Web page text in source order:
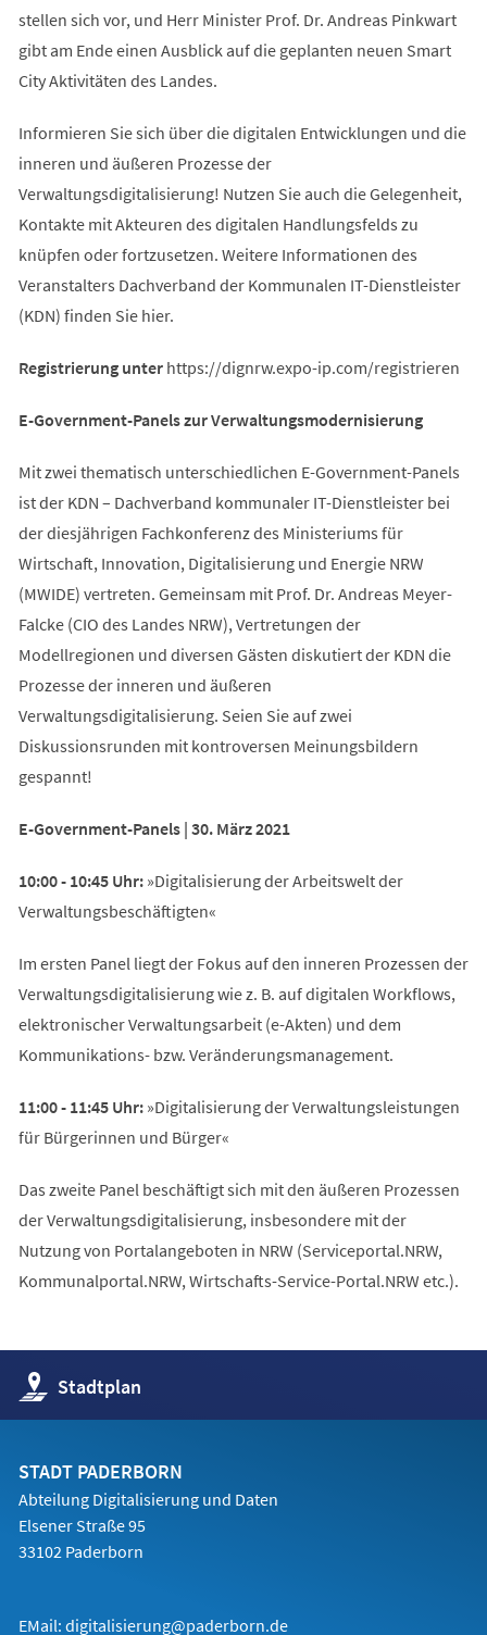
stellen sich vor, und Herr Minister Prof. Dr. Andreas Pinkwart
gibt am Ende einen Ausblick auf die geplanten neuen Smart
City Aktivitäten des Landes.
Informieren Sie sich über die digitalen Entwicklungen und die
inneren und äußeren Prozesse der
Verwaltungsdigitalisierung! Nutzen Sie auch die Gelegenheit,
Kontakte mit Akteuren des digitalen Handlungsfelds zu
knüpfen oder fortzusetzen. Weitere Informationen des
Veranstalters Dachverband der Kommunalen IT-Dienstleister
(KDN) finden Sie hier.
Registrierung unterhttps://dignrw.expo-ip.com/registrieren
E-Government-Panels zur Verwaltungsmodernisierung
Mit zwei thematisch unterschiedlichen E-Government-Panels
ist der KDN – Dachverband kommunaler IT-Dienstleister bei
der diesjährigen Fachkonferenz des Ministeriums für
Wirtschaft, Innovation, Digitalisierung und Energie NRW
(MWIDE) vertreten. Gemeinsam mit Prof. Dr. Andreas Meyer-
Falcke (CIO des Landes NRW), Vertretungen der
Modellregionen und diversen Gästen diskutiert der KDN die
Prozesse der inneren und äußeren
Verwaltungsdigitalisierung. Seien Sie auf zwei
Diskussionsrunden mit kontroversen Meinungsbildern
gespannt!
E-Government-Panels | 30. März 2021
10:00 - 10:45 Uhr:»Digitalisierung der Arbeitswelt der
Verwaltungsbeschäftigten«
Im ersten Panel liegt der Fokus auf den inneren Prozessen der
Verwaltungsdigitalisierung wie z. B. auf digitalen Workflows,
elektronischer Verwaltungsarbeit (e-Akten) und dem
Kommunikations- bzw. Veränderungsmanagement.
11:00 - 11:45 Uhr:»Digitalisierung der Verwaltungsleistungen
für Bürgerinnen und Bürger«
Das zweite Panel beschäftigt sich mit den äußeren Prozessen
der Verwaltungsdigitalisierung, insbesondere mit der
Nutzung von Portalangeboten in NRW (Serviceportal.NRW,
Kommunalportal.NRW, Wirtschafts-Service-Portal.NRW etc.).
Stadtplan
(Öffnet
in
einem
Tab)
STADT PADERBORN
Abteilung Digitalisierung und Daten
Elsener Straße 95
33102 Paderborn
EMail: digitalisierung@paderborn.de